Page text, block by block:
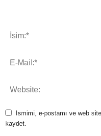
Ismimi, e-postamı ve web
kaydet.